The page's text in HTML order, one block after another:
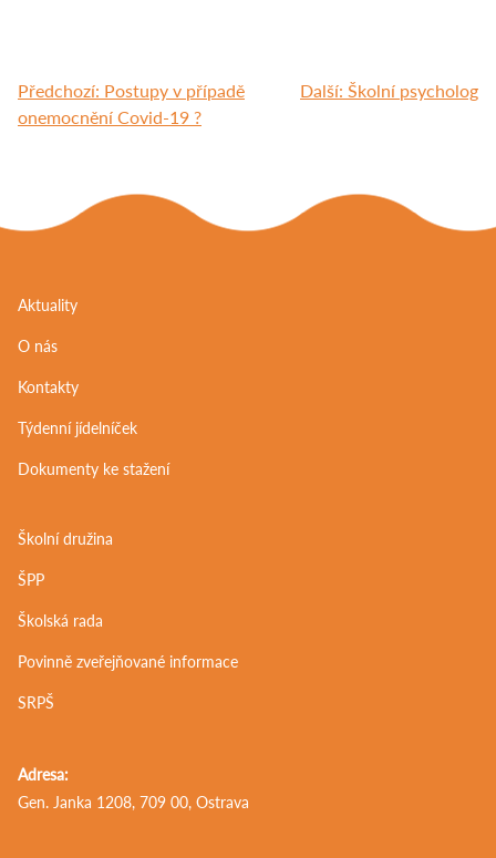
Navigace
Předchozí: Postupy v případě
onemocnění Covid-19 ?
Další: Školní psycholog
Aktuality
O nás
Kontakty
Týdenní jídelníček
Dokumenty ke stažení
Školní družina
ŠPP
Školská rada
Povinně zveřejňované informace
SRPŠ
Adresa:
Gen. Janka 1208, 709 00, Ostrava